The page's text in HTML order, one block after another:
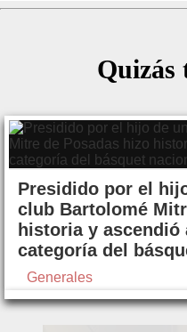
Quizás
Presidido por el
club Bartolomé
historia y ascendió
categoría del
Generales